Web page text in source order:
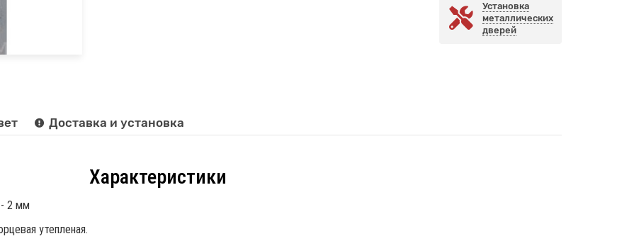
Установка
металлических
дверей
Доставка и установка
Характеристики
- 2 мм
утепленая.